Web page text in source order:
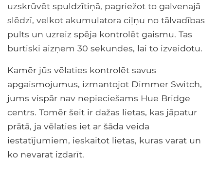
uzskrūvēt spuldzītiņā, pagriežot to galvenajā
slēdzī, velkot akumulatora ciļņu no tālvadības
pults un uzreiz spēja kontrolēt gaismu. Tas
burtiski aizņem 30 sekundes, lai to izveidotu.
Kamēr jūs vēlaties kontrolēt savus
apgaismojumus, izmantojot Dimmer Switch,
jums vispār nav nepieciešams Hue Bridge
centrs. Tomēr šeit ir dažas lietas, kas jāpatur
prātā, ja vēlaties iet ar šāda veida
iestatījumiem, ieskaitot lietas, kuras varat un
ko nevarat izdarīt.